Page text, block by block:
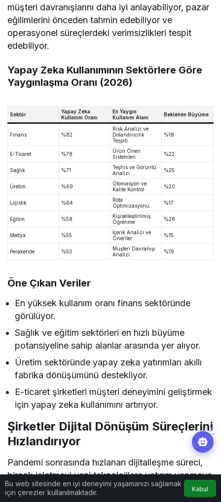
müşteri davranışlarını daha iyi anlayabiliyor, pazar
eğilimlerini önceden tahmin edebiliyor ve
operasyonel süreçlerdeki verimsizlikleri tespit
edebiliyor.
Yapay Zeka Kullanımının Sektörlere Göre
Yaygınlaşma Oranı (2026)
Sektör
Yapay Zeka
Kullanım Oranı
En Yaygın
Kullanım Alanı
Beklenen Büyüme
Finans %82
Risk Analizi ve
Dolandırıcılık
Tespiti
%18
E-Ticaret %78
Ürün Öneri
Sistemleri
%22
Sağlık %71
Teşhis ve Görüntü
Analizi
%25
Üretim %69
Otomasyon ve
Kalite Kontrol
%20
Lojistik %64
Rota
Optimizasyonu
%17
Eğitim %58
Kişiselleştirilmiş
Öğrenme
%28
Medya %55
İçerik Analizi ve
Öneriler
%15
Perakende %53
Müşteri Davranışı
Analizi
%19
Öne Çıkan Veriler
En yüksek kullanım oranı finans sektöründe
görülüyor.
Sağlık ve eğitim sektörleri en hızlı büyüme
potansiyeline sahip alanlar arasında yer alıyor.
Üretim sektöründe yapay zeka yatırımları akıllı
fabrika dönüşümünü destekliyor.
E-ticaret şirketleri müşteri deneyimini geliştirmek
için yapay zeka kullanımını artırıyor.
Şirketler Dijital Dönüşüm Süreçlerini
Hızlandırıyor
Pandemi sonrasında hızlanan dijitalleşme süreci,
birçok işletmeyi yeni teknolojilere yatırım yapmaya
yöneltti. Uzaktan çalışma modellerinin
Bu web sitesinde en iyi deneyimi yaşamanızı sağlamak
için çerezler kullanılmaktadır.
Kabul